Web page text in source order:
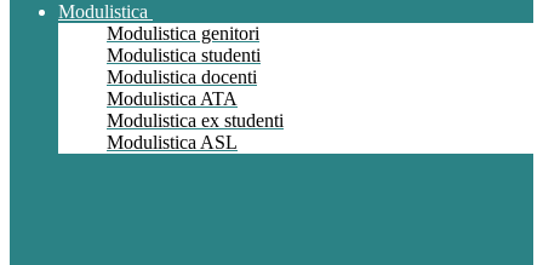
Modulistica
Modulistica genitori
Modulistica studenti
Modulistica docenti
Modulistica ATA
Modulistica ex studenti
Modulistica ASL